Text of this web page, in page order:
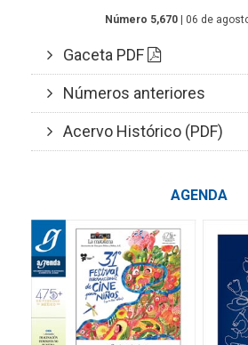
Número 5,670 | 06 de
Gaceta PDF
Números anteriores
Acervo Histórico (PDF)
AGENDA